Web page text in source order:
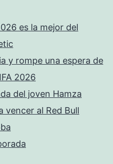
es la mejor del
y rompe una espera de
2026
del joven Hamza
vencer al Red Bull